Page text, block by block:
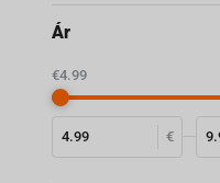
Ár
€
‎€4.99